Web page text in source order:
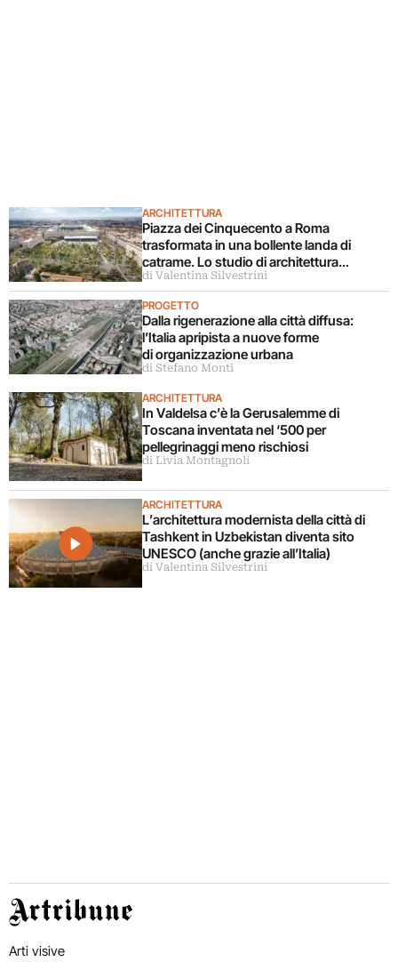
ARCHITETTURA
Piazza dei Cinquecento a Roma
trasformata in una bollente landa di
catrame. Lo studio di architettura
disconosce il progetto
di Valentina Silvestrini
PROGETTO
Dalla rigenerazione alla città diffusa:
l’Italia apripista a nuove forme
di organizzazione urbana
di Stefano Monti
ARCHITETTURA
In Valdelsa c’è la Gerusalemme di
Toscana inventata nel ‘500 per
pellegrinaggi meno rischiosi
di Livia Montagnoli
ARCHITETTURA
L’architettura modernista della città di
Tashkent in Uzbekistan diventa sito
UNESCO (anche grazie all’Italia)
di Valentina Silvestrini
Artribune
Arti visive